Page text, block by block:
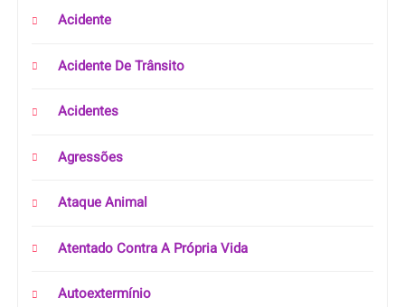
Acidente
Acidente De Trânsito
Acidentes
Agressões
Ataque Animal
Atentado Contra A Própria Vida
Autoextermínio